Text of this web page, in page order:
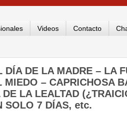
Videos Contacto
DE LA MADRE – LA
MIEDO – CAPRICHOSA
LA LEALTAD
SOLO 7 DÍAS, etc.